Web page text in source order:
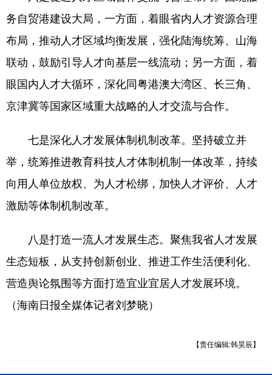
务自贸港建设大局，一方面，着眼省内人才资源合理
布局，推动人才区域均衡发展，强化陆海统筹、山海
联动，鼓励引导人才向基层一线流动；另一方面，着
眼国内人才大循环，深化同粤港澳大湾区、长三角、
京津冀等国家区域重大战略的人才交流与合作。
七是深化人才发展体制机制改革。坚持破立并
举，统筹推进教育科技人才体制机制一体改革，持续
向用人单位放权、为人才松绑，加快人才评价、人才
激励等体制机制改革。
八是打造一流人才发展生态。聚焦我省人才发展
生态短板，从支持创新创业、推进工作生活便利化、
营造舆论氛围等方面打造宜业宜居人才发展环境。
（海南日报全媒体记者刘梦晓）
【责任编辑:韩昊辰】